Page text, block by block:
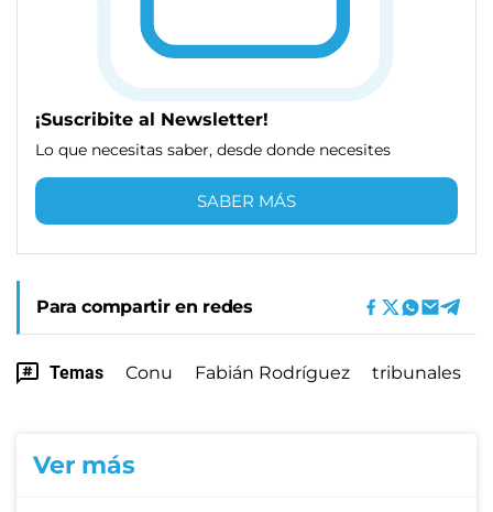
¡Suscribite al Newsletter!
Lo que necesitas saber, desde donde necesites
SABER MÁS
Para compartir en redes
Temas Conu Fabián Rodríguez tribunales
Ver más